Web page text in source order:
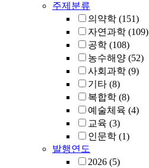
주제분류
의약학 (151)
자연과학 (109)
공학 (108)
농수해양 (52)
사회과학 (9)
기타 (8)
복합학 (8)
예술체육 (4)
교육 (3)
인문학 (1)
발행연도
2026 (5)